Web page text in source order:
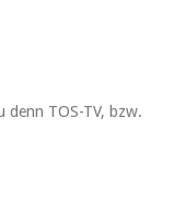
TOS-TV, bzw.